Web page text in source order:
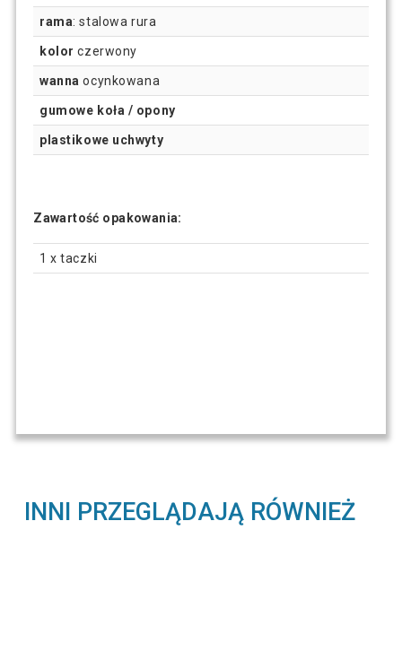
rama: stalowa rura
kolor czerwony
wanna ocynkowana
gumowe koła / opony
plastikowe uchwyty
Zawartość opakowania:
1 x taczki
INNI PRZEGLĄDAJĄ RÓWNIEŻ